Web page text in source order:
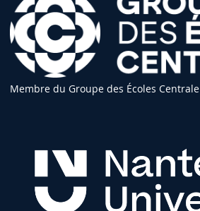
Membre du Groupe des Écoles Centrale